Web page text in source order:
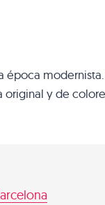
original y de